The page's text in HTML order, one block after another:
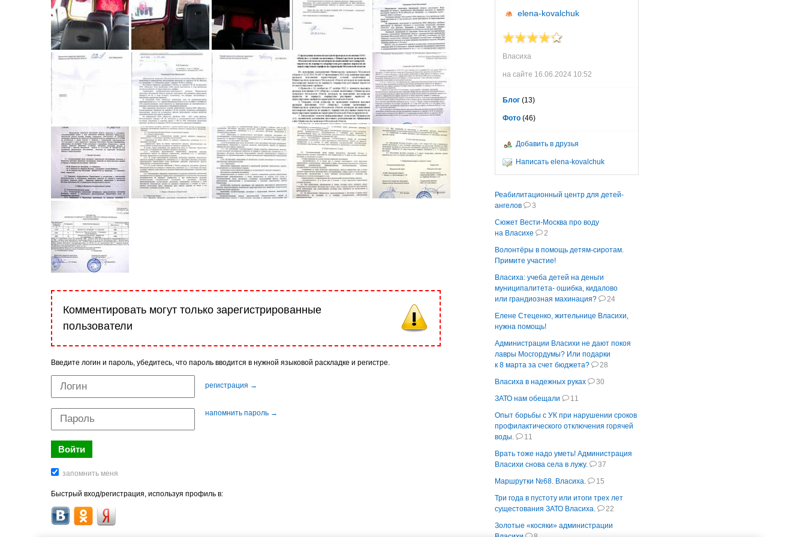
Комментировать могут только зарегистрированные
пользователи
Введите логин и пароль, убедитесь, что пароль вводится в нужной языковой раскладке и регистре.
регистрация →
напомнить пароль →
Быстрый вход/регистрация, используя профиль в:
elena-kovalchuk
Власиха
на сайте 16.06.2024 10:52
Блог (13)
Фото (46)
Добавить в друзья
Написать elena-kovalchuk
Реабилитационный центр для детей-
ангелов
3
Сюжет Вести-Москва про воду
на Власихе
2
Волонтёры в помощь детям-сиротам.
Примите участие!
Власиха: учеба детей на деньги
муниципалитета- ошибка, кидалово
или грандиозная махинация?
24
Елене Стеценко, жительнице Власихи,
нужна помощь!
Администрации Власихи не дают покоя
лавры Мосгордумы? Или подарки
к 8 марта за счет бюджета?
28
Власиха в надежных руках
30
ЗАТО нам обещали
11
Опыт борьбы с УК при нарушении сроков
профилактического отключения горячей
воды.
11
Врать тоже надо уметь! Администрация
Власихи снова села в лужу.
37
Маршрутки №68. Власиха.
15
Три года в пустоту или итоги трех лет
сущестования ЗАТО Власиха.
22
Золотые «косяки» администрации